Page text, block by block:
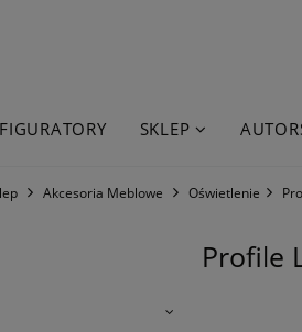
SKLEP
Akcesoria Meblowe Oświetlenie
Profile